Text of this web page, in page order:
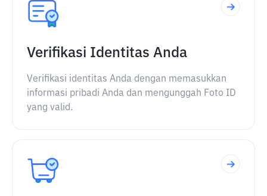
Verifikasi Identitas Anda
Verifikasi identitas Anda dengan memasukkan
informasi pribadi Anda dan mengunggah Foto ID
yang valid.